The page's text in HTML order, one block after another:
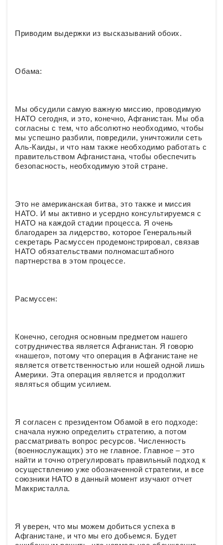
Приводим выдержки из высказываний обоих.
Обама:
Мы обсудили самую важную миссию, проводимую
НАТО сегодня, и это, конечно, Афганистан. Мы оба
согласны с тем, что абсолютно необходимо, чтобы
мы успешно разбили, повредили, уничтожили сеть
Аль-Каиды, и что нам также необходимо работать с
правительством Афганистана, чтобы обеспечить
безопасность, необходимую этой стране.
Это не американская битва, это также и миссия
НАТО. И мы активно и усердно консультируемся с
НАТО на каждой стадии процесса. Я очень
благодарен за лидерство, которое Генеральный
секретарь Расмуссен продемонстрировал, связав
НАТО обязательствами полномасштабного
партнерства в этом процессе.
Расмуссен:
Конечно, сегодня основным предметом нашего
сотрудничества является Афганистан. Я говорю
«нашего», потому что операция в Афганистане не
является ответственностью или ношей одной лишь
Америки. Эта операция является и продолжит
являться общим усилием.
Я согласен с президентом Обамой в его подходе:
сначала нужно определить стратегию, а потом
рассматривать вопрос ресурсов. Численность
(военнослужащих) это не главное. Главное – это
найти и точно отрегулировать правильный подход к
осуществлению уже обозначенной стратегии, и все
союзники НАТО в данный момент изучают отчет
Маккристалла.
Я уверен, что мы можем добиться успеха в
Афганистане, и что мы его добьемся. Будет